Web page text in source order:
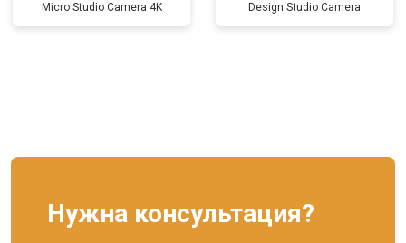
Micro Studio Camera 4K Design Studio Camera
Нужна консультация?